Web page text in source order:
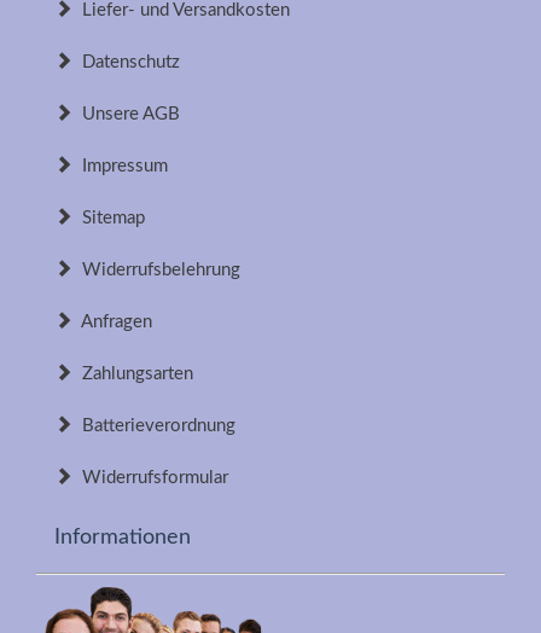
Liefer- und Versandkosten
Datenschutz
Unsere AGB
Impressum
Sitemap
Widerrufsbelehrung
Anfragen
Zahlungsarten
Batterieverordnung
Widerrufsformular
Informationen